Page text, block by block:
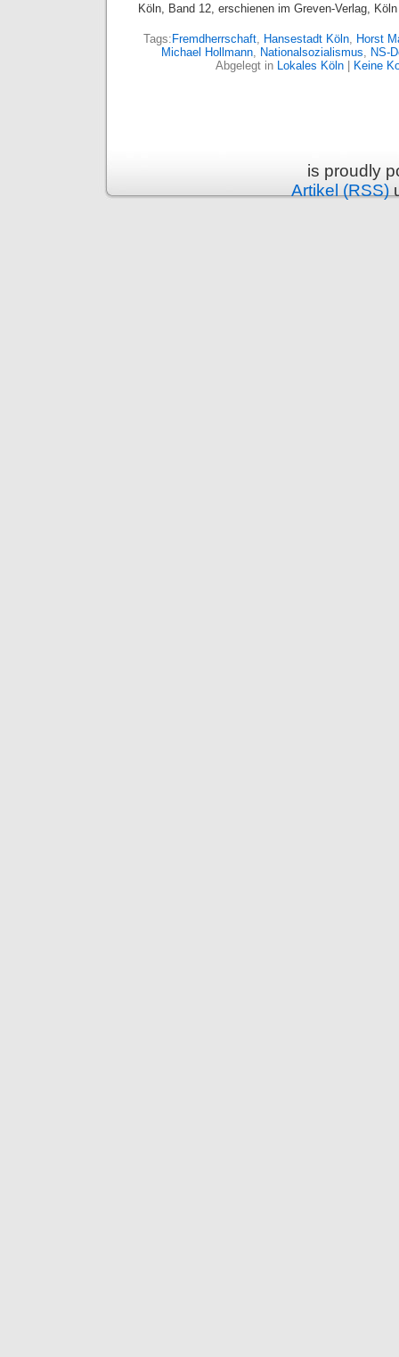
Köln, Band 12, erschienen im Greven-Verlag,
Tags: Fremdherrschaft Hansestadt Köln
Horst
Michael Hollmann
Nationalsozialismus
NS-
Abgelegt in
Lokales Köln| Keine
is proudly
Artikel (RSS)